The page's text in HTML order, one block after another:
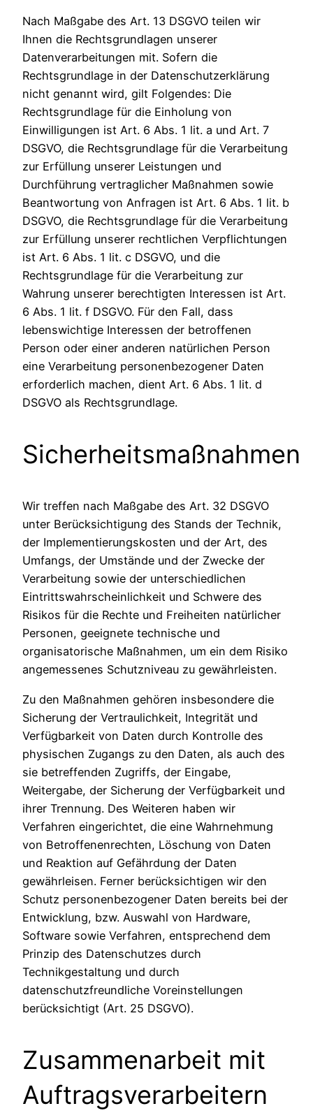
Nach Maßgabe des Art. 13 DSGVO teilen wir
Ihnen die Rechtsgrundlagen unserer
Datenverarbeitungen mit. Sofern die
Rechtsgrundlage in der Datenschutzerklärung
nicht genannt wird, gilt Folgendes: Die
Rechtsgrundlage für die Einholung von
Einwilligungen ist Art. 6 Abs. 1 lit. a und Art. 7
DSGVO, die Rechtsgrundlage für die Verarbeitung
zur Erfüllung unserer Leistungen und
Durchführung vertraglicher Maßnahmen sowie
Beantwortung von Anfragen ist Art. 6 Abs. 1 lit. b
DSGVO, die Rechtsgrundlage für die Verarbeitung
zur Erfüllung unserer rechtlichen Verpflichtungen
ist Art. 6 Abs. 1 lit. c DSGVO, und die
Rechtsgrundlage für die Verarbeitung zur
Wahrung unserer berechtigten Interessen ist Art.
6 Abs. 1 lit. f DSGVO. Für den Fall, dass
lebenswichtige Interessen der betroffenen
Person oder einer anderen natürlichen Person
eine Verarbeitung personenbezogener Daten
erforderlich machen, dient Art. 6 Abs. 1 lit. d
DSGVO als Rechtsgrundlage.
Sicherheitsmaßnahmen
Wir treffen nach Maßgabe des Art. 32 DSGVO
unter Berücksichtigung des Stands der Technik,
der Implementierungskosten und der Art, des
Umfangs, der Umstände und der Zwecke der
Verarbeitung sowie der unterschiedlichen
Eintrittswahrscheinlichkeit und Schwere des
Risikos für die Rechte und Freiheiten natürlicher
Personen, geeignete technische und
organisatorische Maßnahmen, um ein dem Risiko
angemessenes Schutzniveau zu gewährleisten.
Zu den Maßnahmen gehören insbesondere die
Sicherung der Vertraulichkeit, Integrität und
Verfügbarkeit von Daten durch Kontrolle des
physischen Zugangs zu den Daten, als auch des
sie betreffenden Zugriffs, der Eingabe,
Weitergabe, der Sicherung der Verfügbarkeit und
ihrer Trennung. Des Weiteren haben wir
Verfahren eingerichtet, die eine Wahrnehmung
von Betroffenenrechten, Löschung von Daten
und Reaktion auf Gefährdung der Daten
gewährleisen. Ferner berücksichtigen wir den
Schutz personenbezogener Daten bereits bei der
Entwicklung, bzw. Auswahl von Hardware,
Software sowie Verfahren, entsprechend dem
Prinzip des Datenschutzes durch
Technikgestaltung und durch
datenschutzfreundliche Voreinstellungen
berücksichtigt (Art. 25 DSGVO).
Zusammenarbeit mit
Auftragsverarbeitern